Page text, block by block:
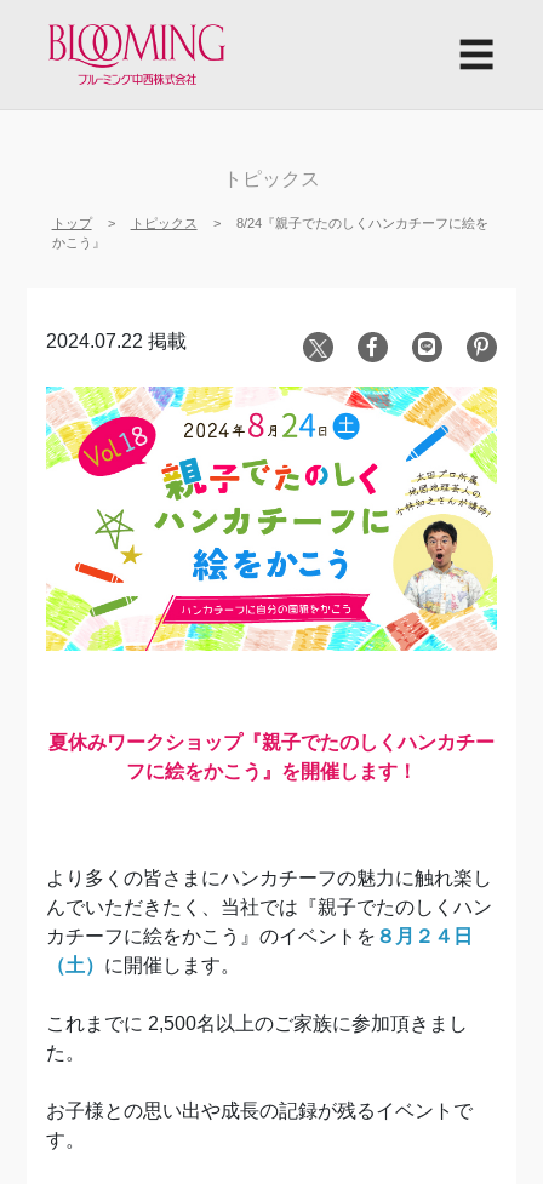
☰
トピックス
トップ トピックス
8/24『親子でたのしくハンカチーフに絵を
かこう』
2024.07.22 掲載
夏休みワークショップ『親子でたのしくハンカチー
フに絵をかこう』を開催します！
より多くの皆さまにハンカチーフの魅力に触れ楽し
んでいただきたく、当社では『親子でたのしくハン
カチーフに絵をかこう』のイベントを ８月２４日
（土） に開催します。
これまでに 2,500名以上のご家族に参加頂きまし
た。
お子様との思い出や成長の記録が残るイベントで
す。